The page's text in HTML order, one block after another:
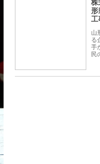
株
形
工
山
る
手
民